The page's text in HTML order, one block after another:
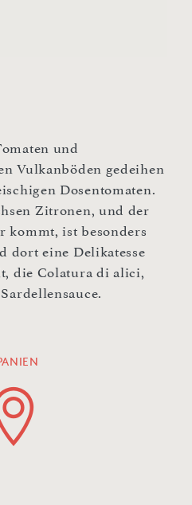
und
Vulkanböden gedeihen
Dosentomaten.
Zitronen, und der
kommt, ist besonders
dort eine Delikatesse
die Colatura di alici,